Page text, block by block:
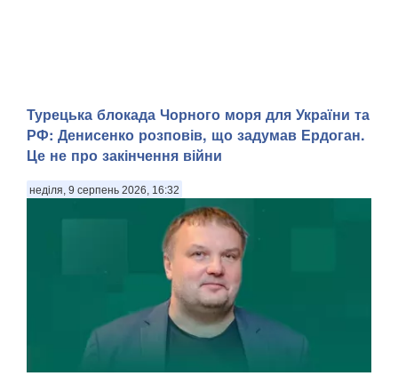
Турецька блокада Чорного моря для України та
РФ: Денисенко розповів, що задумав Ердоган.
Це не про закінчення війни
неділя, 9 серпень 2026, 16:32